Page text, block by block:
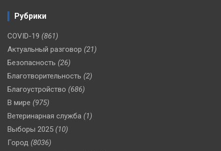
Рубрики
COVID-19 (861)
Актуальный разговор (21)
Безопасность (26)
Благотворительность (2)
Благоустройство (686)
В мире (975)
Ветеринарная служба (1)
Выборы 2025 (10)
Город (8036)